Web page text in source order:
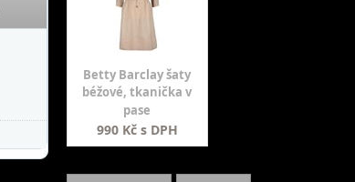
Betty Barclay šaty
béžové, tkanička v
pase
990 Kč s DPH